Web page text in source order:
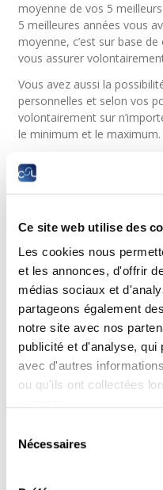
Ce site web utilise des
Les cookies nous
et les annonces, d'offrir
médias sociaux et
partageons également
notre site avec nos
publicité et d'analyse,
avec d'autres
ou qu'ils ont collectées
Nécessaires
moyenne de vos 5
5 meilleures années vous
moyenne, c’est sur base
vous assurer
Vous avez aussi la
personnelles et selon vos
volontairement sur
le minimum et le maximum.
Les cotisations volontaires
Je réduis mon
travaillais à temps-
Pas forcément. Le
vous assurer
meilleurs revenus annuels.
gagner plus que 50 % de
revenus annuels, vous ne
travailliez à temps plein.
Quel est le coût
Le coût de l’assurance
montant sur base duquel